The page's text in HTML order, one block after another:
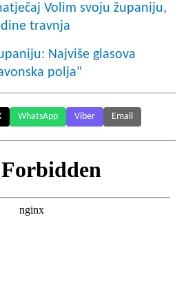
Volim svoju županiju,
travnja
Najviše glasova
polja"
WhatsApp Viber Email